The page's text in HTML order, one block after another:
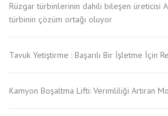
Rüzgar türbinlerinin dahili bileşen üreticisi
türbinin çözüm ortağı oluyor
Tavuk Yetiştirme : Başarılı Bir İşletme İçin
Kamyon Boşaltma Lifti: Verimliliği Artıran